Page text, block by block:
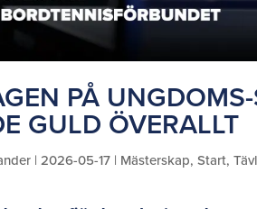
PÅ
GULD ÖVERALLT
|2026-05-17 | Mästerskap,Start,